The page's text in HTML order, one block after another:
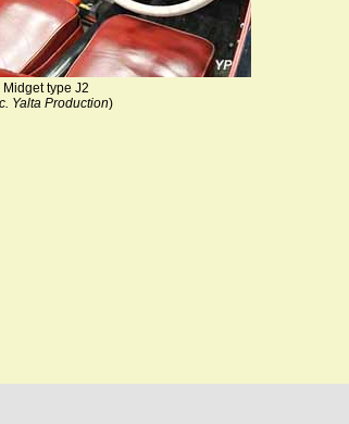
Midget type J2
Yalta Production)